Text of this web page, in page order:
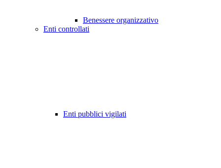
Benessere organizzativo
Enti controllati
Enti pubblici vigilati